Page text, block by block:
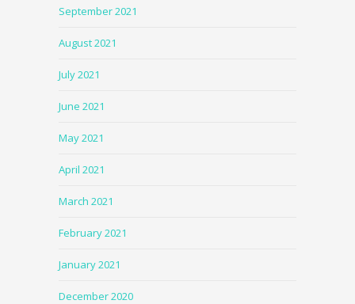
September 2021
August 2021
July 2021
June 2021
May 2021
April 2021
March 2021
February 2021
January 2021
December 2020